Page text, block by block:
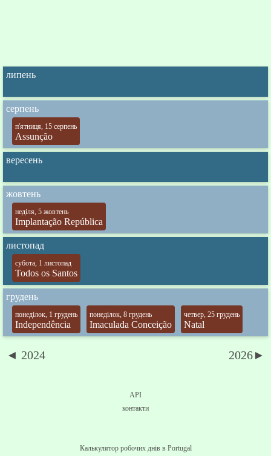
липень
серпень
п'ятниця, 15 серпень
Assunção
вересень
жовтень
неділя, 5 жовтень
Implantação República
листопад
субота, 1 листопад
Todos os Santos
грудень
понеділок, 1 грудень
Independência
понеділок, 8 грудень
Imaculada Conceição
четвер, 25 грудень
Natal
◄ 2024 2026►
API
контакти
Калькулятор робочих днів в Portugal